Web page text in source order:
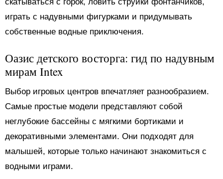
играть с надувными фигурками и придумывать
собственные водные приключения.
Оазис детского восторга: гид по надувным
мирам Intex
Выбор игровых центров впечатляет разнообразием.
Самые простые модели представляют собой
неглубокие бассейны с мягкими бортиками и
декоративными элементами. Они подходят для
малышей, которые только начинают знакомиться с
водными играми.